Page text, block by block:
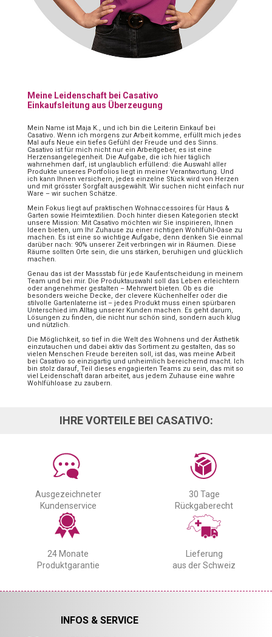
Meine Leidenschaft bei Casativo
Einkaufsleitung aus Überzeugung
Mein Name ist Maja K., und ich bin die Leiterin Einkauf bei
Casativo. Wenn ich morgens zur Arbeit komme, erfüllt mich jedes
Mal aufs Neue ein tiefes Gefühl der Freude und des Sinns.
Casativo ist für mich nicht nur ein Arbeitgeber, es ist eine
Herzensangelegenheit. Die Aufgabe, die ich hier täglich
wahrnehmen darf, ist unglaublich erfüllend: die Auswahl aller
Produkte unseres Portfolios liegt in meiner Verantwortung. Und
ich kann Ihnen versichern, jedes einzelne Stück wird von Herzen
und mit grösster Sorgfalt ausgewählt. Wir suchen nicht einfach nur
Ware – wir suchen Schätze.
Mein Fokus liegt auf praktischen Wohnaccessoires für Haus &
Garten sowie Heimtextilien. Doch hinter diesen Kategorien steckt
unsere Mission: Mit Casativo möchten wir Sie inspirieren, Ihnen
Ideen bieten, um Ihr Zuhause zu einer richtigen Wohlfühl-Oase zu
machen. Es ist eine so wichtige Aufgabe, denn denken Sie einmal
darüber nach: 90% unserer Zeit verbringen wir in Räumen. Diese
Räume sollten Orte sein, die uns stärken, beruhigen und glücklich
machen.
Genau das ist der Massstab für jede Kaufentscheidung in meinem
Team und bei mir. Die Produktauswahl soll das Leben erleichtern
oder angenehmer gestalten – Mehrwert bieten. Ob es die
besonders weiche Decke, der clevere Küchenhelfer oder die
stilvolle Gartenlaterne ist – jedes Produkt muss einen spürbaren
Unterschied im Alltag unserer Kunden machen. Es geht darum,
Lösungen zu finden, die nicht nur schön sind, sondern auch klug
und nützlich.
Die Möglichkeit, so tief in die Welt des Wohnens und der Ästhetik
einzutauchen und dabei aktiv das Sortiment zu gestalten, das so
vielen Menschen Freude bereiten soll, ist das, was meine Arbeit
bei Casativo so einzigartig und unheimlich bereichernd macht. Ich
bin stolz darauf, Teil dieses engagierten Teams zu sein, das mit so
viel Leidenschaft daran arbeitet, aus jedem Zuhause eine wahre
Wohlfühloase zu zaubern.
IHRE VORTEILE BEI CASATIVO:
Ausgezeichneter
Kundenservice
30 Tage
Rückgaberecht
24 Monate
Produktgarantie
Lieferung
aus der Schweiz
INFOS & SERVICE